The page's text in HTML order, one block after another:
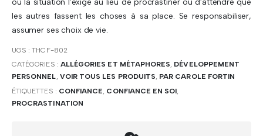
était :
9,95 $.
est :
6,95 $.
où la situation l’exige au lieu de procrastiner ou d’attendre que
les autres fassent les choses à sa place. Se responsabiliser,
assumer ses choix de vie.
UGS :THCF-802
CATÉGORIES : ALLÉGORIES ET MÉTAPHORES, DÉVELOPPEMENT
PERSONNEL, VOIR TOUS LES PRODUITS, PAR CAROLE FORTIN
ÉTIQUETTES : CONFIANCE CONFIANCE EN SOI
PROCRASTINATION